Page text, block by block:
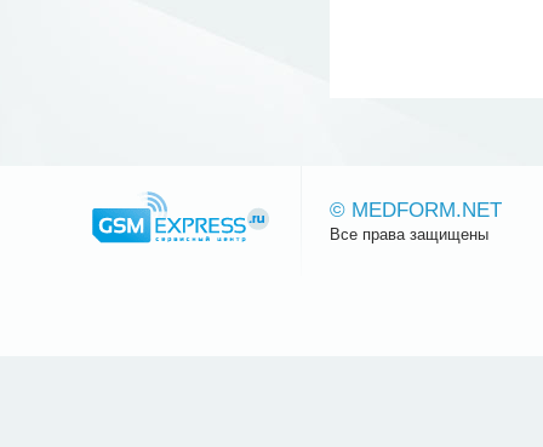
© MEDFORM.NET
Все права защищены